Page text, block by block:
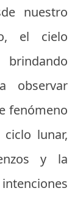
nuestro
el cielo
observar
fenómeno
lunar,
y la